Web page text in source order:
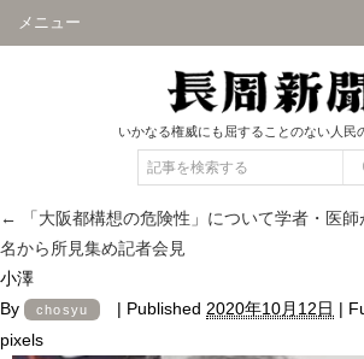
メニュー
いかなる権威にも屈することのない人民
←
「大阪都構想の危険性」について学者・医
名から所見集め記者会見
小澤
By
chosyu | Published 2020年10月12日 |
pixels